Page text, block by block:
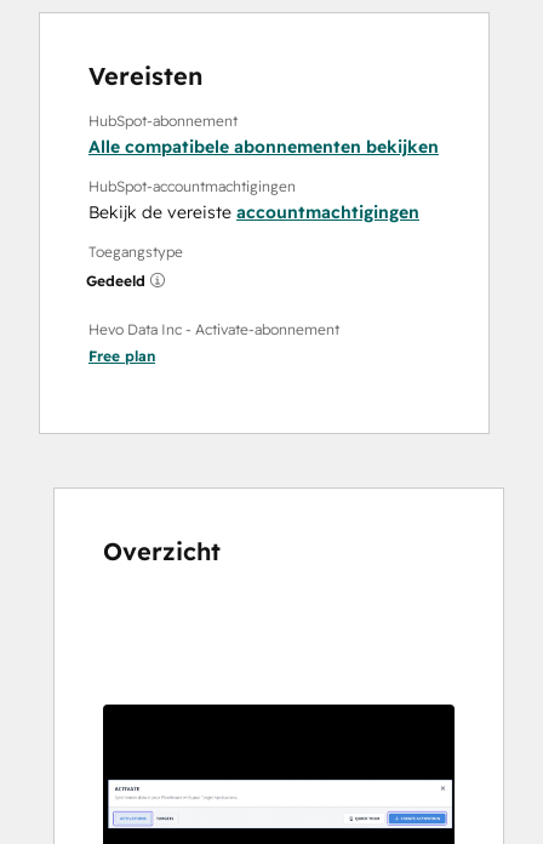
Vereisten
HubSpot-abonnement
Alle compatibele abonnementen bekijken
HubSpot-accountmachtigingen
Bekijk de vereiste accountmachtigingen
Toegangstype
Gedeeld
Hevo Data Inc - Activate-abonnement
Free plan
Overzicht
andere
te
geven